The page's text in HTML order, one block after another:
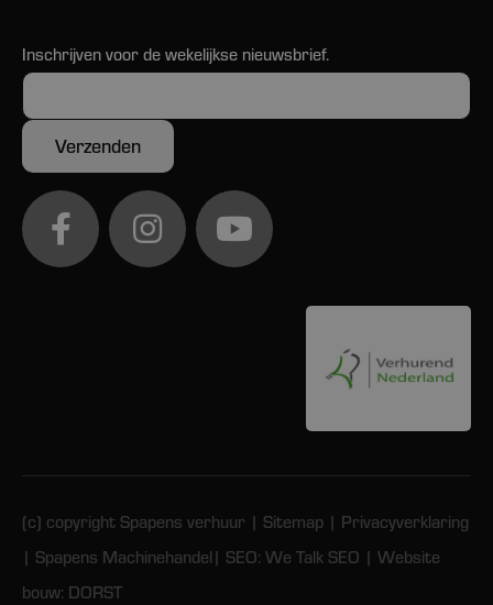
Inschrijven voor de wekelijkse nieuwsbrief.
(c) copyright Spapens verhuur | Sitemap | Privacyverklaring
| Spapens Machinehandel | SEO: We Talk SEO | Website
bouw: DORST